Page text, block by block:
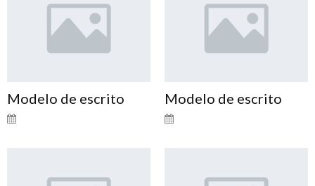
Modelo de escrito Modelo de escrito